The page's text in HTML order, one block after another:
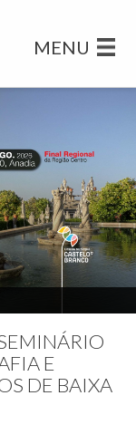
MENU
E
DE BAIXA